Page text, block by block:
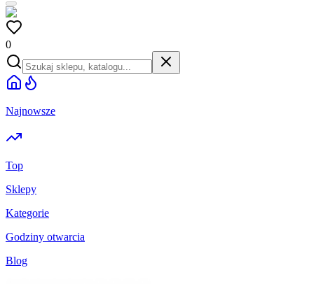
0
Najnowsze
Top
Sklepy
Kategorie
Godziny otwarcia
Blog